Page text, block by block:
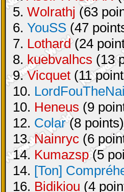
5. Wolrathj (63
6. YouSS (47
7. Lothard(24
8. kuebvalhcs (13
9.Vicquet (11
10.
10. Heneus (9
12. Colar(8 points)
13.Nainryc (6
14. Kumazsp(5
14. [Ton]
16. Bidikiou (4